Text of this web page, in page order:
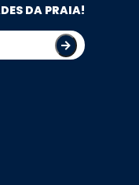
DA PRAIA!